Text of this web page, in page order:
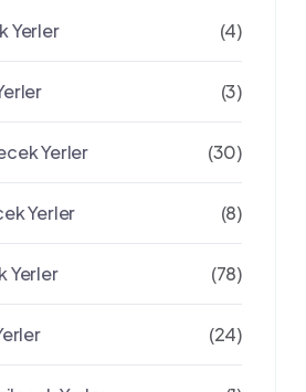
Yerler (4)
(3)
Yerler (30)
Yerler (8)
Yerler (78)
(24)